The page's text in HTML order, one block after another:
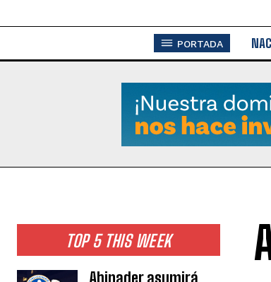
PORTADA
TOP 5 THIS WEEK